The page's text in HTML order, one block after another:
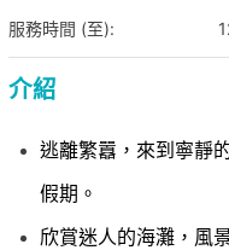
服務時間 (至):
介紹
逃離繁囂，來到寧靜
假期。
欣賞迷人的海灘，風